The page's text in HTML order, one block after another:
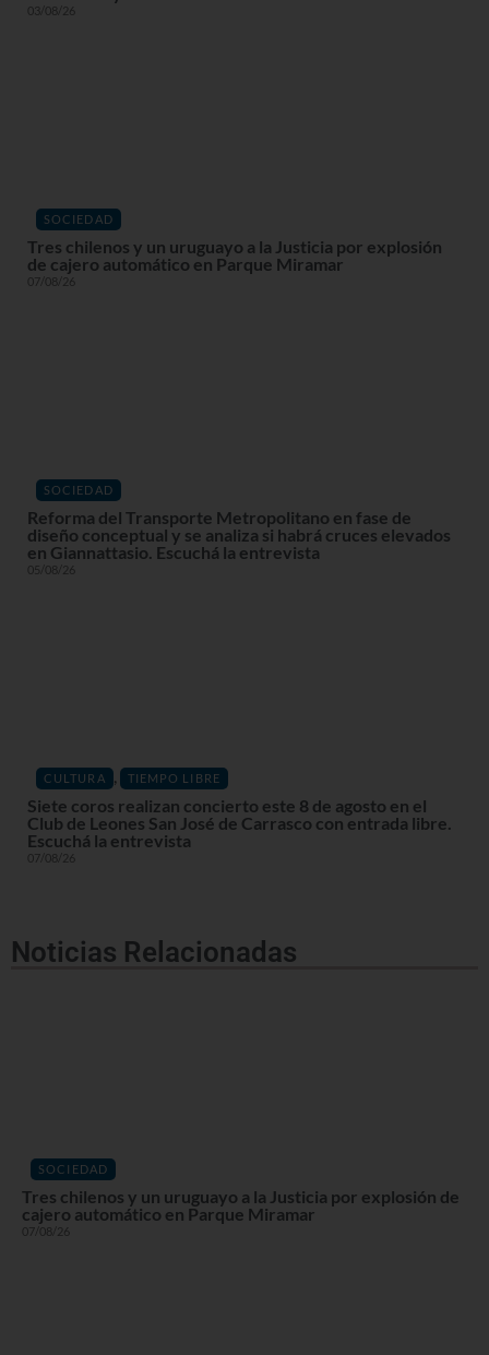
03/08/26
SOCIEDAD
Tres chilenos y un uruguayo a la Justicia por explosión
de cajero automático en Parque Miramar
07/08/26
SOCIEDAD
Reforma del Transporte Metropolitano en fase de
diseño conceptual y se analiza si habrá cruces elevados
en Giannattasio. Escuchá la entrevista
05/08/26
CULTURA , TIEMPO LIBRE
Siete coros realizan concierto este 8 de agosto en el
Club de Leones San José de Carrasco con entrada libre.
Escuchá la entrevista
07/08/26
Noticias Relacionadas
SOCIEDAD
Tres chilenos y un uruguayo a la Justicia por explosión de
cajero automático en Parque Miramar
07/08/26